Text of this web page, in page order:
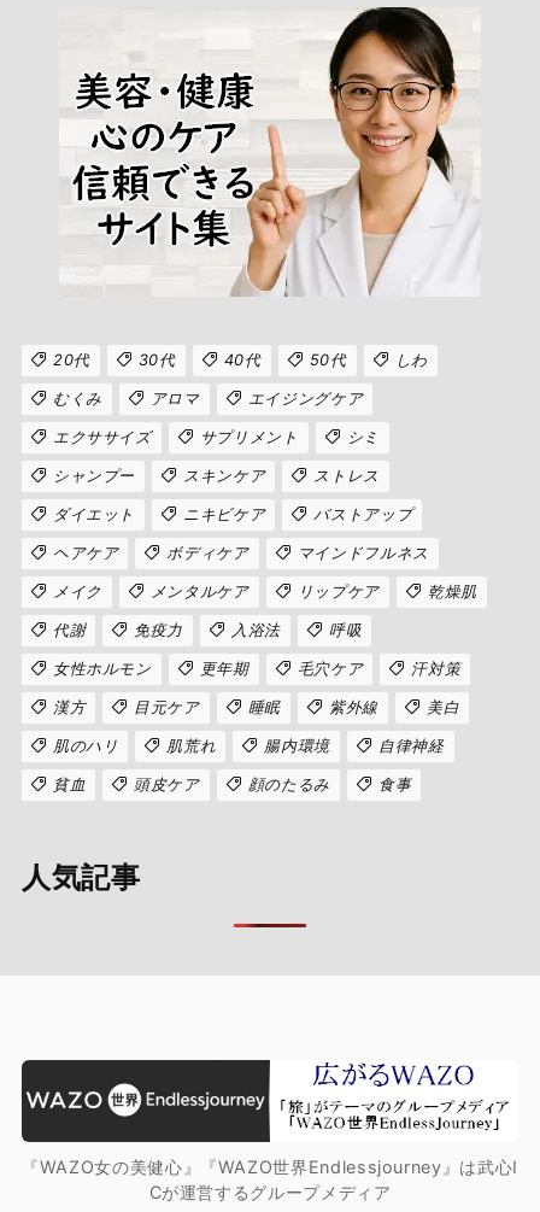
20代 30代 40代 50代 しわ
むくみ アロマ エイジングケア
エクササイズ サプリメント シミ
シャンプー スキンケア ストレス
ダイエット ニキビケア バストアップ
ヘアケア ボディケア マインドフルネス
メイク メンタルケア リップケア 乾燥肌
代謝 免疫力 入浴法 呼吸
女性ホルモン 更年期 毛穴ケア 汗対策
漢方 目元ケア 睡眠 紫外線 美白
肌のハリ 肌荒れ 腸内環境 自律神経
貧血 頭皮ケア 顔のたるみ 食事
人気記事
『WAZO女の美健心』『WAZO世界Endlessjourney』は武心I
Cが運営するグループメディア